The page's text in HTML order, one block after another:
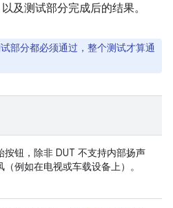
及测试部分完成后的结果。
部分都必须通过，整个测试才算通
按钮，除非 DUT 不支持内部扬声
例如在电视或车载设备上）。